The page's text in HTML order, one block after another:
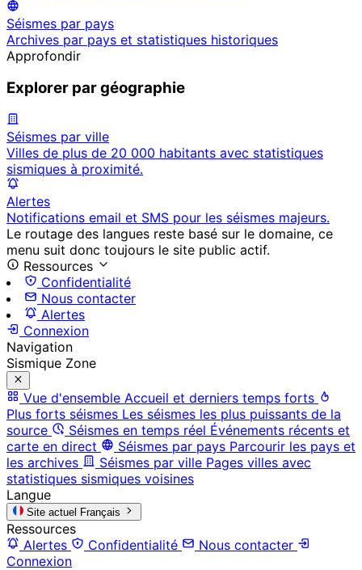
Séismes par pays
Archives par pays et statistiques historiques
Approfondir
Explorer par géographie
Séismes par ville
Villes de plus de 20 000 habitants avec statistiques
sismiques à proximité.
Alertes
Notifications email et SMS pour les séismes majeurs.
Le routage des langues reste basé sur le domaine, ce
menu suit donc toujours le site public actif.
Ressources
Confidentialité
Nous contacter
Alertes
Connexion
Navigation
Sismique Zone
Vue d'ensemble Accueil et derniers temps forts
Plus forts séismes Les séismes les plus puissants de la
source
Séismes en temps réel Événements récents et
carte en direct
Séismes par pays Parcourir les pays et
les archives
Séismes par ville Pages villes avec
statistiques sismiques voisines
Langue
Site actuel Français
Ressources
Alertes
Confidentialité
Nous contacter
Connexion